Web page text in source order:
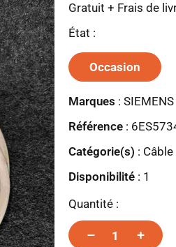
Gratuit + Frais de
État :
Occasion
Marques : SIEMENS
Référence :
Catégorie(s) : Câble
Disponibilité : 1
Quantité :
– +